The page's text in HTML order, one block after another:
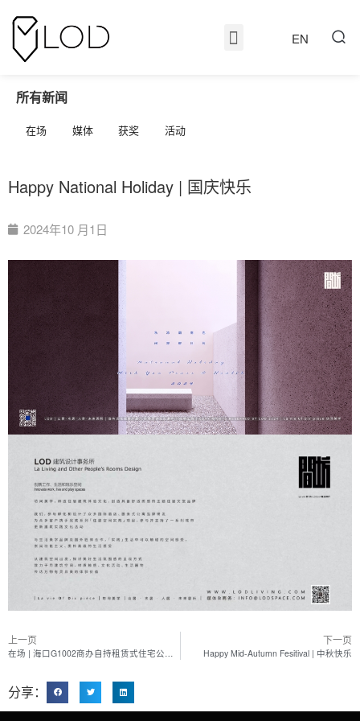
EN
所有新闻
在场 媒体 获奖 活动
Happy National Holiday | 国庆快乐
2024年10 月1日
上一页
在场 | 海口G1002商办自持租赁式住宅公寓 | 大华集团
下一页
Happy Mid-Autumn Fesitival | 中秋快乐
分享：